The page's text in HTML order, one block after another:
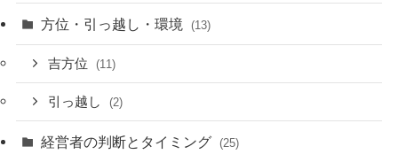
方位・引っ越し・環境 (13)
吉方位 (11)
引っ越し (2)
経営者の判断とタイミング (25)